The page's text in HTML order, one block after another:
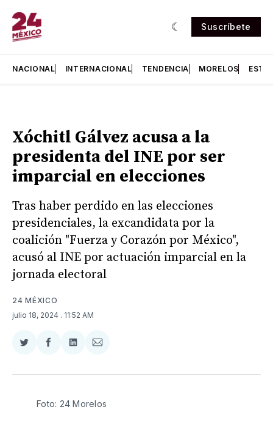
Suscríbete
NACIONAL INTERNACIONAL TENDENCIA MORELOS
Xóchitl Gálvez acusa a la
presidenta del INE por ser
imparcial en elecciones
Tras haber perdido en las elecciones
presidenciales, la excandidata por la
coalición "Fuerza y Corazón por México",
acusó al INE por actuación imparcial en la
jornada electoral
24 MÉXICO
julio 18, 2024 . 11:52 AM
Compartir
Twitter
Compartir
Facebook
Compartir
LinkedIn
Compartir
Email
Foto: 24 Morelos